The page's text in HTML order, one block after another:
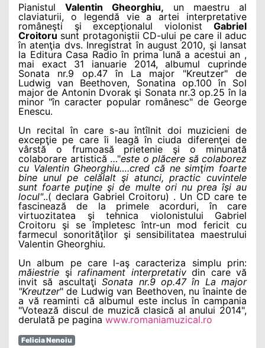
Pianistul Valentin Gheorghiu, un maestru al
claviaturii, o legendă vie a artei interpretative
româneşti şi excepţionalul violonist Gabriel
Croitoru sunt protagoniştii CD-ului pe care il aduc
în atenţia dvs. Inregistrat în august 2010, şi lansat
la Editura Casa Radio în prima lună a acestui an ,
mai exact 31 ianuarie 2014, albumul cuprinde
Sonata nr.9 op.47 în La major "Kreutzer" de
Ludwig van Beethoven, Sonatina op.100 în Sol
major de Antonin Dvorak şi Sonata nr.3 op.25 în la
minor "în caracter popular românesc" de George
Enescu.
Un recital în care s-au întîlnit doi muzicieni de
excepţie pe care îi leagă în ciuda diferenţei de
vârstă o frumoasă prietenie şi o minunată
colaborare artistică …"este o plăcere să colaborez
cu Valentin Gheorghiu….cred că ne simţim foarte
bine unul pe celălalt şi atunci, practic cuvintele
sunt foarte puţine şi de multe ori nu prea îşi au
locul"..( declara Gabriel Croitoru) . Un CD care te
fascinează de la primele acorduri, în care
virtuozitatea şi tehnica violonistului Gabriel
Croitoru şi se împletesc într-un mod fericit cu
farmecul sonorităţilor şi sensibilitatea maestrului
Valentin Gheorghiu.
Un album pe care l-aş caracteriza simplu prin:
măiestrie şi rafinament interpretativdin care vă
invit să ascultaţiSonata nr.9 op.47 în La major
"Kreutzer" de Ludwig van Beethoven, nu înainte de
a vă reaminti că albumul este inclus în campania
"Votează discul de muzică clasică al anului 2014",
derulată pe pagina www.romaniamuzical.ro
Felicia Nenoiu